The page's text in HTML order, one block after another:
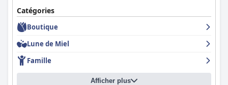
Catégories
Boutique
Lune de Miel
Famille
Afficher plus